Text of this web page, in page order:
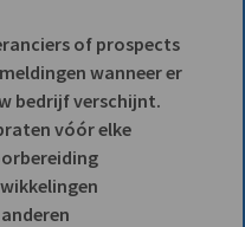
of prospects
wanneer er
bedrijf verschijnt.
vóór elke